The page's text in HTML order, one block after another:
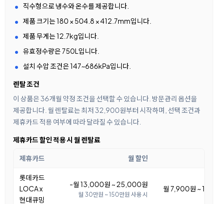
직수형으로 냉수와 온수를 제공합니다.
제품 크기는 180 × 504.8 × 412.7mm입니다.
제품 무게는 12.7kg입니다.
유효정수량은 750L입니다.
설치 수압 조건은 147~686kPa입니다.
렌탈 조건
이 상품은 36개월 약정 조건을 선택할 수 있습니다. 방문관리 옵션을
제공합니다. 월 렌탈료는 최저 32,900원부터 시작하며, 선택 조건과
제휴카드 적용 여부에 따라 달라질 수 있습니다.
제휴카드 할인 적용 시 월 렌탈료
제휴카드 월 할인
롯데카드
LOCA x
현대큐밍
-월 13,000원 ~ 25,000원
월 30만원 ~ 150만원 사용 시
월 7,900원 ~